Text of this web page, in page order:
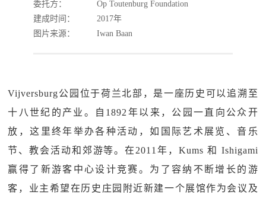
委托方：
Op Toutenburg Foundation
建成时间：
2017年
图片来源：
Iwan Baan
Vijversburg公园位于荷兰北部，是一座历史可以追溯至
十八世纪的产业。自1892年以来，公园一直向公众开
放，这里终年举办各种活动，如国际艺术展览、音乐
节、教会活动和郊游等。在2011年，Kums 和 Ishigami
赢得了新游客中心设计竞赛。为了容纳不断增长的游
客，业主希望在历史庄园附近新建一个展馆作为会议及